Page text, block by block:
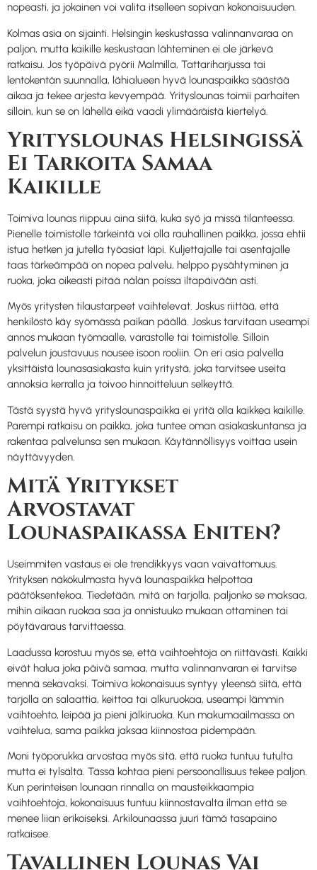
nopeasti, ja jokainen voi valita itselleen sopivan kokonaisuuden.
Kolmas asia on sijainti. Helsingin keskustassa valinnanvaraa on
paljon, mutta kaikille keskustaan lähteminen ei ole järkevä
ratkaisu. Jos työpäivä pyörii Malmilla, Tattariharjussa tai
lentokentän suunnalla, lähialueen hyvä lounaspaikka säästää
aikaa ja tekee arjesta kevyempää. Yrityslounas toimii parhaiten
silloin, kun se on lähellä eikä vaadi ylimääräistä kiertelyä.
Yrityslounas Helsingissä
Ei Tarkoita Samaa
Kaikille
Toimiva lounas riippuu aina siitä, kuka syö ja missä tilanteessa.
Pienelle toimistolle tärkeintä voi olla rauhallinen paikka, jossa ehtii
istua hetken ja jutella työasiat läpi. Kuljettajalle tai asentajalle
taas tärkeämpää on nopea palvelu, helppo pysähtyminen ja
ruoka, joka oikeasti pitää nälän poissa iltapäivään asti.
Myös yritysten tilaustarpeet vaihtelevat. Joskus riittää, että
henkilöstö käy syömässä paikan päällä. Joskus tarvitaan useampi
annos mukaan työmaalle, varastolle tai toimistolle. Silloin
palvelun joustavuus nousee isoon rooliin. On eri asia palvella
yksittäistä lounasasiakasta kuin yritystä, joka tarvitsee useita
annoksia kerralla ja toivoo hinnoitteluun selkeyttä.
Tästä syystä hyvä yrityslounaspaikka ei yritä olla kaikkea kaikille.
Parempi ratkaisu on paikka, joka tuntee oman asiakaskuntansa ja
rakentaa palvelunsa sen mukaan. Käytännöllisyys voittaa usein
näyttävyyden.
Mitä Yritykset
Arvostavat
Lounaspaikassa Eniten?
Useimmiten vastaus ei ole trendikkyys vaan vaivattomuus.
Yrityksen näkökulmasta hyvä lounaspaikka helpottaa
päätöksentekoa. Tiedetään, mitä on tarjolla, paljonko se maksaa,
mihin aikaan ruokaa saa ja onnistuuko mukaan ottaminen tai
pöytävaraus tarvittaessa.
Laadussa korostuu myös se, että vaihtoehtoja on riittävästi. Kaikki
eivät halua joka päivä samaa, mutta valinnanvaran ei tarvitse
mennä sekavaksi. Toimiva kokonaisuus syntyy yleensä siitä, että
tarjolla on salaattia, keittoa tai alkuruokaa, useampi lämmin
vaihtoehto, leipää ja pieni jälkiruoka. Kun makumaailmassa on
vaihtelua, sama paikka jaksaa kiinnostaa pidempään.
Moni työporukka arvostaa myös sitä, että ruoka tuntuu tutulta
mutta ei tylsältä. Tässä kohtaa pieni persoonallisuus tekee paljon.
Kun perinteisen lounaan rinnalla on mausteikkaampia
vaihtoehtoja, kokonaisuus tuntuu kiinnostavalta ilman että se
menee liian erikoiseksi. Arkilounaassa juuri tämä tasapaino
ratkaisee.
Tavallinen Lounas Vai